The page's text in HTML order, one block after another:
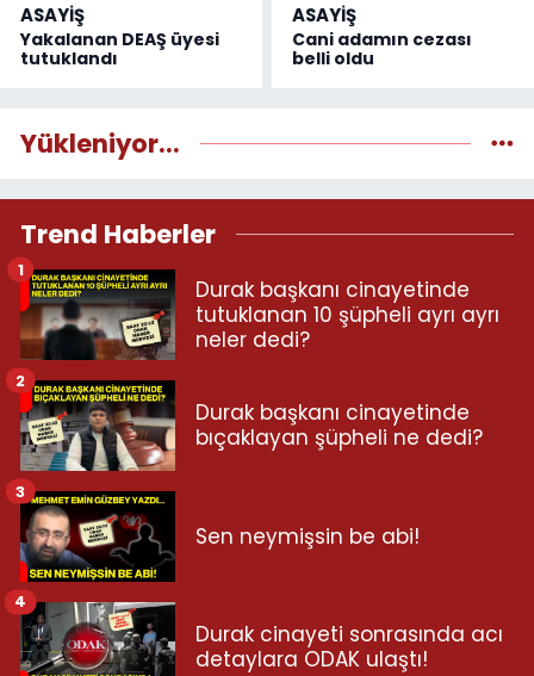
ASAYİŞ
Yakalanan DEAŞ üyesi
tutuklandı
ASAYİŞ
Cani adamın cezası
belli oldu
Yükleniyor...
Trend Haberler
Durak başkanı cinayetinde
tutuklanan 10 şüpheli ayrı ayrı
neler dedi?
1
Durak başkanı cinayetinde
bıçaklayan şüpheli ne dedi?
2
Sen neymişsin be abi!
3
Durak cinayeti sonrasında acı
detaylara ODAK ulaştı!
4